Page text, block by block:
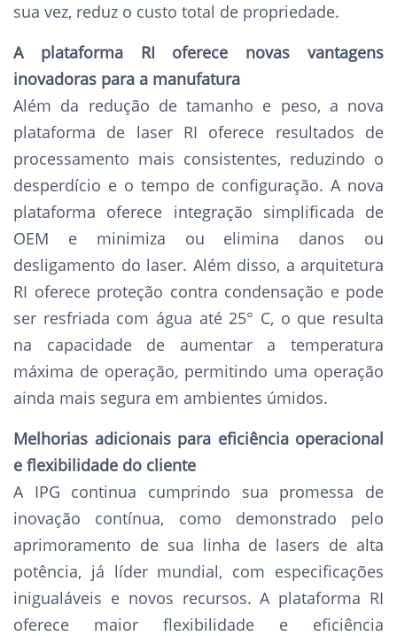
sua vez, reduz o custo total de propriedade.
A plataforma RI oferece novas vantagens
inovadoras para a manufatura
Além da redução de tamanho e peso, a nova
plataforma de laser RI oferece resultados de
processamento mais consistentes, reduzindo o
desperdício e o tempo de configuração. A nova
plataforma oferece integração simplificada de
OEM e minimiza ou elimina danos ou
desligamento do laser. Além disso, a arquitetura
RI oferece proteção contra condensação e pode
ser resfriada com água até 25° C, o que resulta
na capacidade de aumentar a temperatura
máxima de operação, permitindo uma operação
ainda mais segura em ambientes úmidos.
Melhorias adicionais para eficiência operacional
e flexibilidade do cliente
A IPG continua cumprindo sua promessa de
inovação contínua, como demonstrado pelo
aprimoramento de sua linha de lasers de alta
potência, já líder mundial, com especificações
inigualáveis e novos recursos. A plataforma RI
oferece maior flexibilidade e eficiência